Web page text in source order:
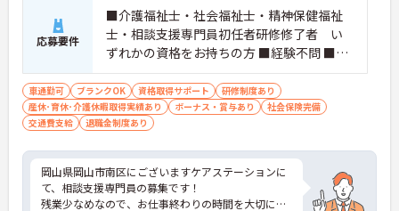
応募要件
■介護福祉士・社会福祉士・精神保健福祉
士・相談支援専門員初任者研修修了者 い
ずれかの資格をお持ちの方 ■経験不問 ■基
本的なWord・Excel操作及びスマートフォ
ン操作ができる方 ■普通自動車運転免許（A
T限定可）
車通勤可 ブランクOK 資格取得サポート
研修制度あり
産休･育休･介護休暇取得実績あり
ボーナス・賞与あり
社会保険完備
交通費支給
退職金制度あり
岡山県岡山市南区にございますケアステーションに
て、相談支援専門員の募集です！
残業少なめなので、お仕事終わりの時間を大切にし